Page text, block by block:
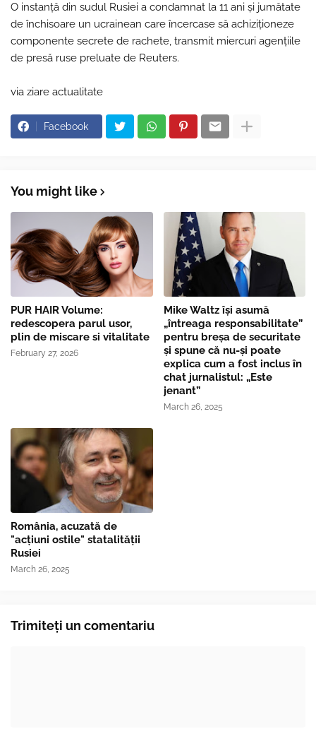
O instanţă din sudul Rusiei a condamnat la 11 ani şi jumătate
de închisoare un ucrainean care încercase să achiziţioneze
componente secrete de rachete, transmit miercuri agenţiile
de presă ruse preluate de Reuters.
via ziare actualitate
Facebook
You might like
PUR HAIR Volume:
redescopera parul usor,
plin de miscare si vitalitate
February 27, 2026
Mike Waltz îşi asumă
„întreaga responsabilitate”
pentru breşa de securitate
și spune că nu-și poate
explica cum a fost inclus în
chat jurnalistul: „Este
jenant”
March 26, 2025
România, acuzată de
"acțiuni ostile" statalității
Rusiei
March 26, 2025
Trimiteți un comentariu